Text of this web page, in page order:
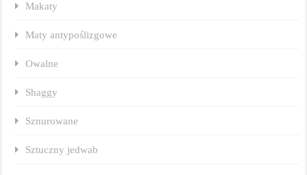
Makaty
Maty antypoślizgowe
Owalne
Shaggy
Sznurowane
Sztuczny jedwab